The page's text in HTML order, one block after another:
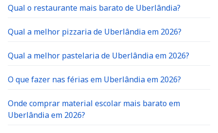
Qual o restaurante mais barato de Uberlândia?
Qual a melhor pizzaria de Uberlândia em 2026?
Qual a melhor pastelaria de Uberlândia em 2026?
O que fazer nas férias em Uberlândia em 2026?
Onde comprar material escolar mais barato em
Uberlândia em 2026?